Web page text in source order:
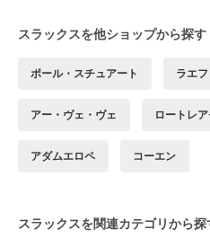
スラックスを他ショップから探す
ポール・スチュアート ラエフ
アー・ヴェ・ヴェ ロートレ
アダムエロペ コーエン
スラックスを関連カテゴリから探